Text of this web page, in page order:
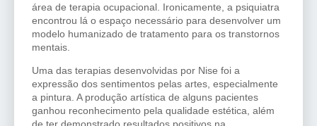
área de terapia ocupacional. Ironicamente, a psiquiatra
encontrou lá o espaço necessário para desenvolver um
modelo humanizado de tratamento para os transtornos
mentais.
Uma das terapias desenvolvidas por Nise foi a
expressão dos sentimentos pelas artes, especialmente
a pintura. A produção artística de alguns pacientes
ganhou reconhecimento pela qualidade estética, além